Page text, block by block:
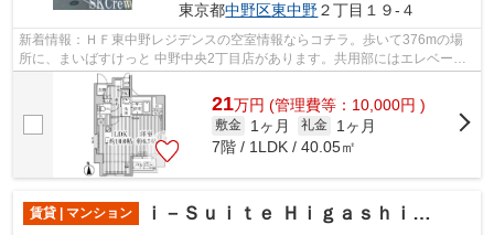
東京都中野区東中野２丁目１９-４
新着情報：ＨＦ東中野レジデンスの空室情報ならコチラ。歩いて376mの場
所に、まいばすけっと 中野中央2丁目店があります。共用部にはエレベー
タ・敷地内ごみ置き場などが揃っておりま...
21万円 (管理費等：10,000円 )
敷金 1ヶ月 礼金
1ヶ月
7階 / 1LDK / 40.05㎡
賃貸 | マンション ｉ－Ｓｕｉｔｅ ＨｉｇａｓｈｉＮａｋａｎｏ